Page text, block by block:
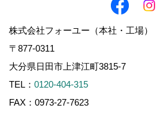
株式会社フォーユー（本社・工場）
〒877-0311
大分県日田市上津江町3815-7
TEL： 0120-404-315
FAX：0973-27-7623